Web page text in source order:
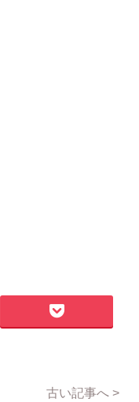
古い記事へ >